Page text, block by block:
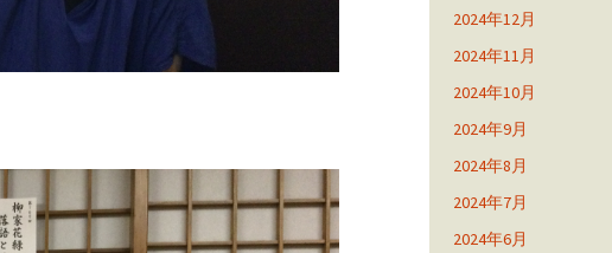
2024年12月
2024年11月
2024年10月
2024年9月
2024年8月
2024年7月
2024年6月